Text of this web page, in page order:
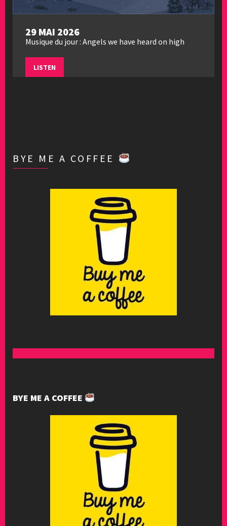
29 MAI 2026
Musique du jour : Angels we have heard on high
LISTEN
BYE ME A COFFEE
BYE ME A COFFEE